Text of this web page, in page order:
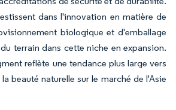
dans l'innovation en matière de
biologique et d'emballage
terrain dans cette niche en expansion.
reflète une tendance plus large vers
beauté naturelle sur le marché de l'Asie